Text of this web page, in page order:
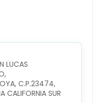
LUCAS
C.P.23474,
CALIFORNIA SUR